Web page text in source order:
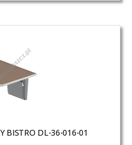
BISTRO DL-36-016-01